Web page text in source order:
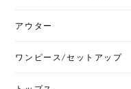
アウター
ワンピース/セットアップ